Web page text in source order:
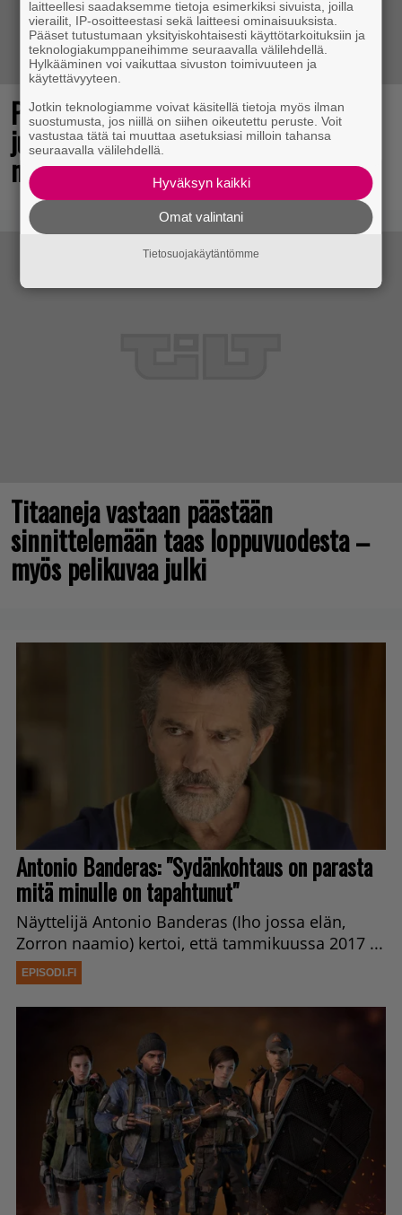
Pokémon-peleistä tunnettu studio
julkaisi toimintaroolipelin – tätä
mieltä ovat arviot
Titaaneja vastaan päästään
sinnittelemään taas loppuvuodesta –
myös pelikuvaa julki
laitteellesi saadaksemme tietoja esimerkiksi sivuista, joilla
vierailit, IP-osoitteestasi sekä laitteesi ominaisuuksista.
Pääset tutustumaan yksityiskohtaisesti käyttötarkoituksiin ja
teknologiakumppaneihimme seuraavalla välilehdellä.
Hylkääminen voi vaikuttaa sivuston toimivuuteen ja
käytettävyyteen.
Jotkin teknologiamme voivat käsitellä tietoja myös ilman
suostumusta, jos niillä on siihen oikeutettu peruste. Voit
vastustaa tätä tai muuttaa asetuksiasi milloin tahansa
seuraavalla välilehdellä.
Hyväksyn kaikki
Omat valintani
Tietosuojakäytäntömme